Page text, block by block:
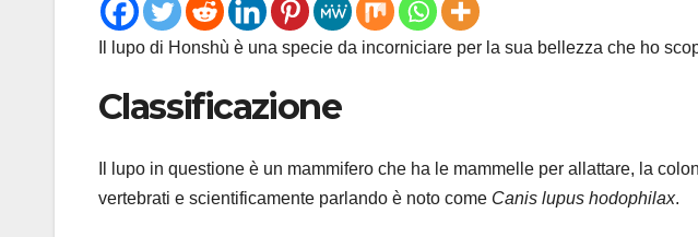
Il lupo di Honshù è una specie da incorniciare per la sua bellezza che ho
Classificazione
Il lupo in questione è un mammifero che ha le mammelle per allattare, la
vertebrati e scientificamente parlando è noto come Canis lupus hodophilax.